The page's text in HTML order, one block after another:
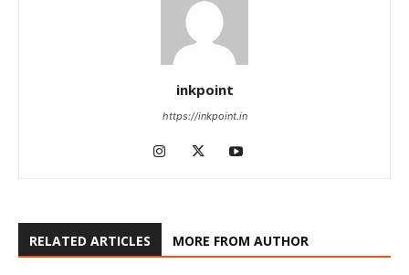
inkpoint
https://inkpoint.in
RELATED ARTICLES MORE FROM AUTHOR